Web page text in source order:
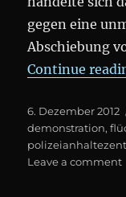
gegen eine
Abschiebung
Continue
Posted
on
6. Dezember 2012
demonstration,
Leave a comment